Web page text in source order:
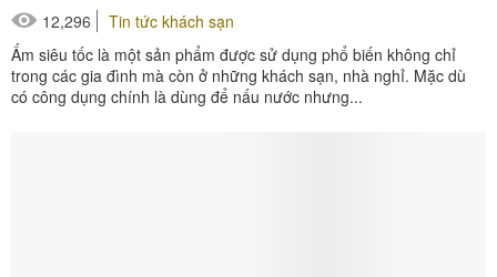
12,296
Tin tức khách sạn
Ấm siêu tốc là một sản phẩm được sử dụng phổ biến không chỉ
trong các gia đình mà còn ở những khách sạn, nhà nghỉ. Mặc dù
có công dụng chính là dùng để nấu nước nhưng...